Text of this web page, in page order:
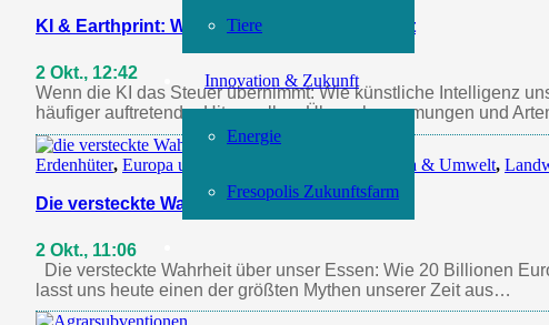
Tiere
Innovation & Zukunft
Energie
Fresopolis Zukunftsfarm
KI & Earthprint: Wandel für Mensch & Umwelt
2 Okt., 12:42
Wenn die KI das Steuer übernimmt: Wie künstliche Intelligenz
häufiger auftretender Hitzewellen, Überschwemmungen und
Erdenhüter, Europa und die Welt Klima & Umwelt,
Die versteckte Wahrheit über unser Essen
2 Okt., 11:06
Die versteckte Wahrheit über unser Essen: Wie 20 Billionen
lasst uns heute einen der größten Mythen unserer Zeit aus…